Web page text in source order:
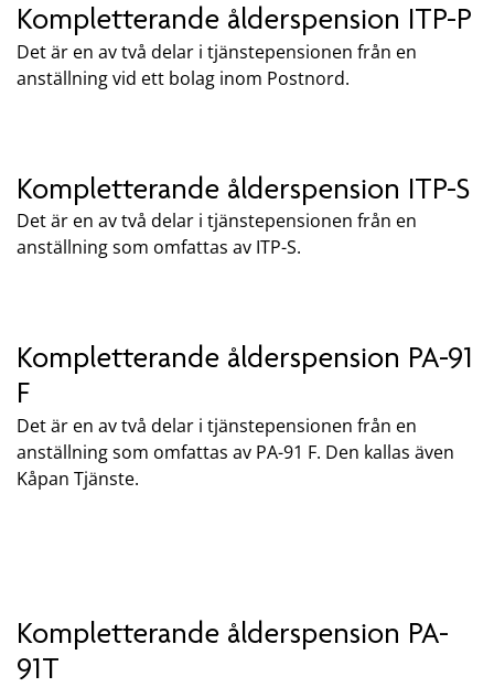
Kompletterande ålderspension ITP-P
Det är en av två delar i tjänstepensionen från en
anställning vid ett bolag inom Postnord.
Kompletterande ålderspension ITP-S
Det är en av två delar i tjänstepensionen från en
anställning som omfattas av ITP-S.
Kompletterande ålderspension PA-91
F
Det är en av två delar i tjänstepensionen från en
anställning som omfattas av PA-91 F. Den kallas även
Kåpan Tjänste.
Kompletterande ålderspension PA-
91T